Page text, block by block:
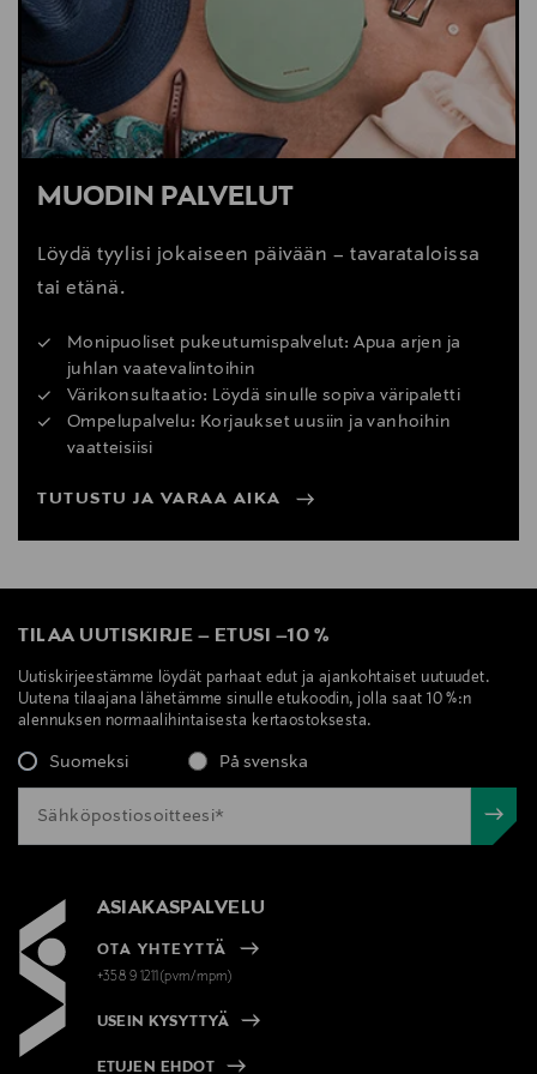
MUODIN PALVELUT
Löydä tyylisi jokaiseen päivään – tavarataloissa
tai etänä.
Monipuoliset pukeutumispalvelut: Apua arjen ja
juhlan vaatevalintoihin
Värikonsultaatio: Löydä sinulle sopiva väripaletti
Ompelupalvelu: Korjaukset uusiin ja vanhoihin
vaatteisiisi
TUTUSTU JA VARAA AIKA
TILAA UUTISKIRJE – ETUSI –10 %
Uutiskirjeestämme löydät parhaat edut ja ajankohtaiset uutuudet.
Uutena tilaajana lähetämme sinulle etukoodin, jolla saat 10 %:n
alennuksen normaalihintaisesta kertaostoksesta.
Suomeksi På svenska
ASIAKASPALVELU
OTA YHTEYTTÄ
+358 9 1211(pvm/mpm)
USEIN KYSYTTYÄ
ETUJEN EHDOT